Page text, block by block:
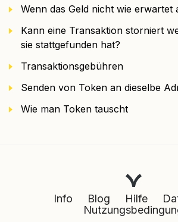
Wenn das Geld nicht wie erwartet
Kann eine Transaktion storniert
sie stattgefunden hat?
Transaktionsgebühren
Senden von Token an dieselbe
Wie man Token tauscht
Info Blog Hilfe